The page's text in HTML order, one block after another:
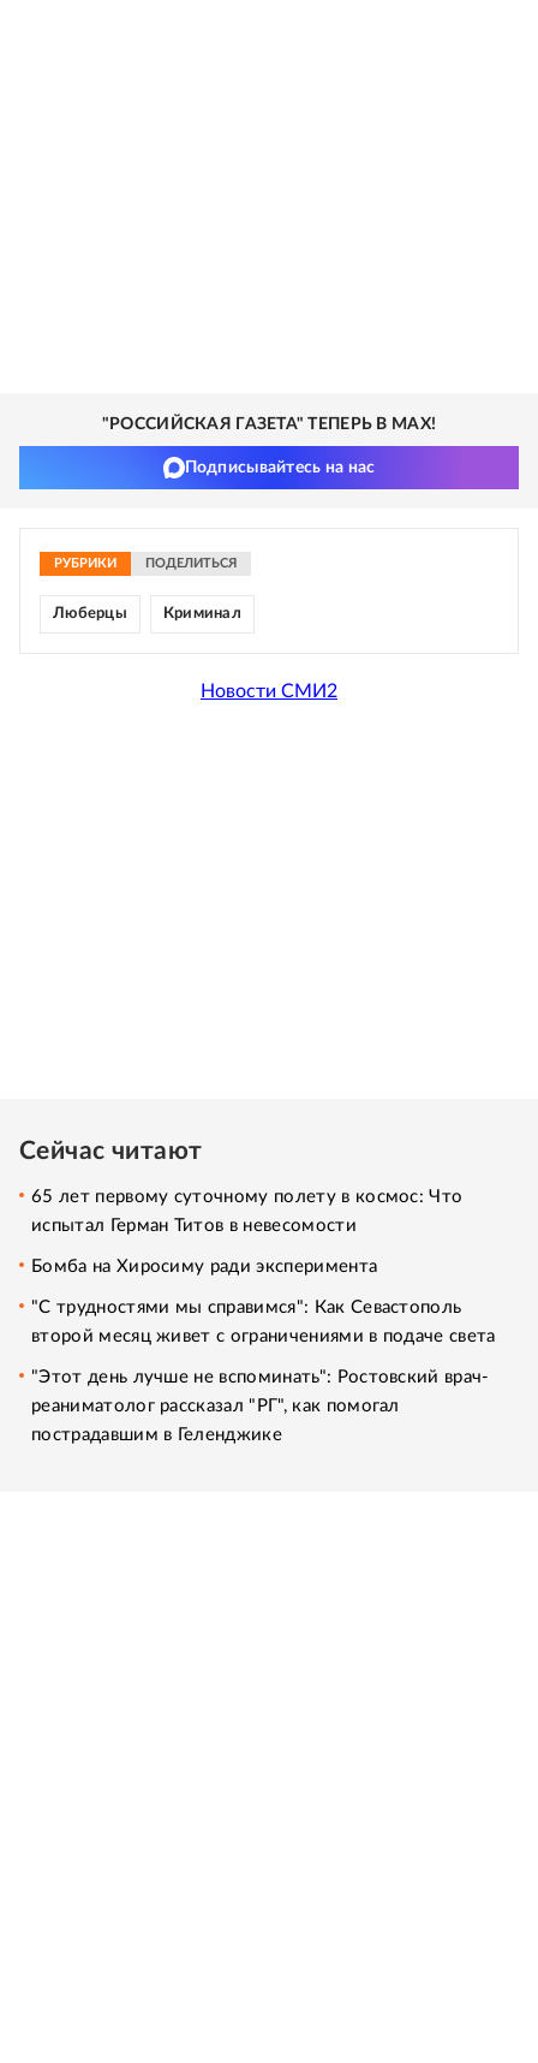
"РОССИЙСКАЯ ГАЗЕТА" ТЕПЕРЬ В MAX!
Подписывайтесь на нас
РУБРИКИ ПОДЕЛИТЬСЯ
Люберцы Криминал
Новости СМИ2
Сейчас читают
65 лет первому суточному полету в космос: Что
испытал Герман Титов в невесомости
Бомба на Хиросиму ради эксперимента
"С трудностями мы справимся": Как Севастополь
второй месяц живет с ограничениями в подаче света
"Этот день лучше не вспоминать": Ростовский врач-
реаниматолог рассказал "РГ", как помогал
пострадавшим в Геленджике